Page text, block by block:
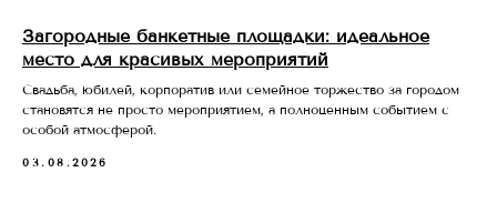
Загородные банкетные площадки: идеальное
место для красивых мероприятий
Свадьба, юбилей, корпоратив или семейное торжество за городом
становятся не просто мероприятием, а полноценным событием с
особой атмосферой.
03.08.2026